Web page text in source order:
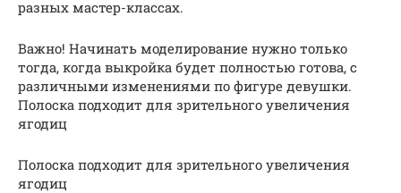
разных мастер-классах.
Важно! Начинать моделирование нужно только
тогда, когда выкройка будет полностью готова, с
различными изменениями по фигуре девушки.
Полоска подходит для зрительного увеличения
ягодиц
Полоска подходит для зрительного увеличения
ягодиц